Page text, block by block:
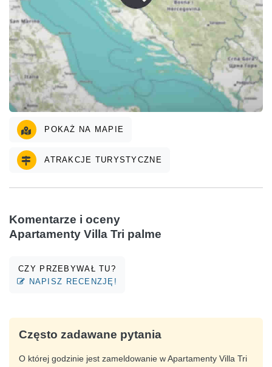
POKAŻ NA MAPIE
ATRAKCJE TURYSTYCZNE
Komentarze i oceny
Apartamenty Villa Tri palme
CZY PRZEBYWAŁ TU?
NAPISZ RECENZJĘ!
Często zadawane pytania
O której godzinie jest zameldowanie w Apartamenty Villa Tri